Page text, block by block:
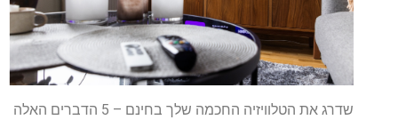
שדרג את הטלוויזיה החכמה שלך בחינם – 5 הדברים האלה